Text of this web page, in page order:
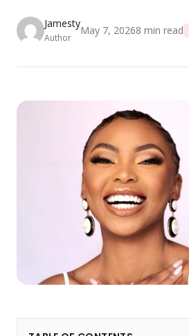
Jamesty
Author
May 7, 20268 min read